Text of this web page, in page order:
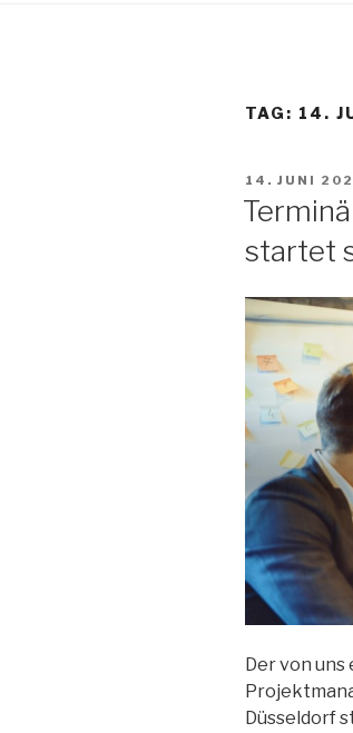
TAG: 14.
14. JUNI
startet
Der von
Düsseldorf